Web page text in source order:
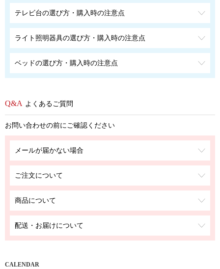
テレビ台の選び方・購入時の注意点
ライト照明器具の選び方・購入時の注意点
ベッドの選び方・購入時の注意点
よくあるご質問
お問い合わせの前にご確認ください
メールが届かない場合
ご注文について
商品について
配送・お届けについて